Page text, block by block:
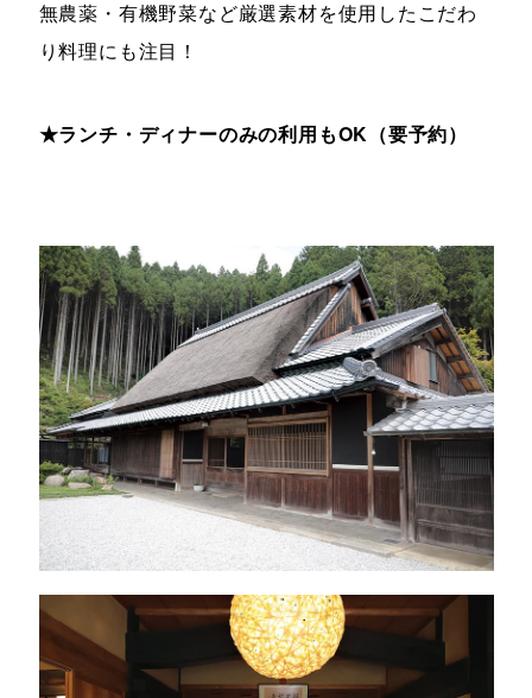
無農薬・有機野菜など厳選素材を使用したこだわ
り料理にも注目！
★ランチ・ディナーのみの利用もOK（要予約）